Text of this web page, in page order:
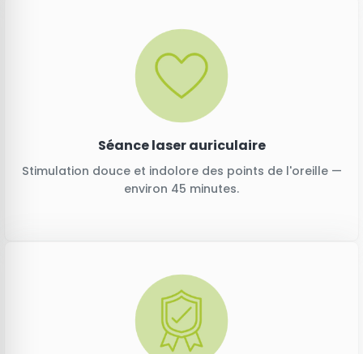
Séance laser auriculaire
Stimulation douce et indolore des points de l'oreille —
environ 45 minutes.